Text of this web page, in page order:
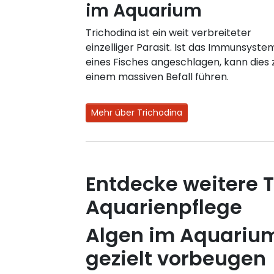
im Aquarium
Trichodina ist ein weit verbreiteter
einzelliger Parasit. Ist das
eines Fisches angeschlagen, kann dies
einem massiven Befall führen.
Mehr über Trichodina
Entdecke weitere
Aquarienpflege
Algen im
gezielt vorbeugen